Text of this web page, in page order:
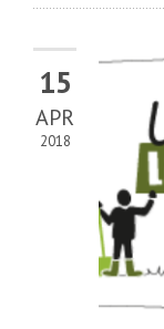
15
APR
2018